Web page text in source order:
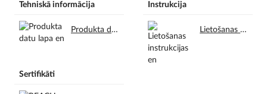
Tehniskā informācija
Produkta datu lapa en.pdf
Instrukcija
Lietošanas instrukcijas en.pdf
Sertifikāti